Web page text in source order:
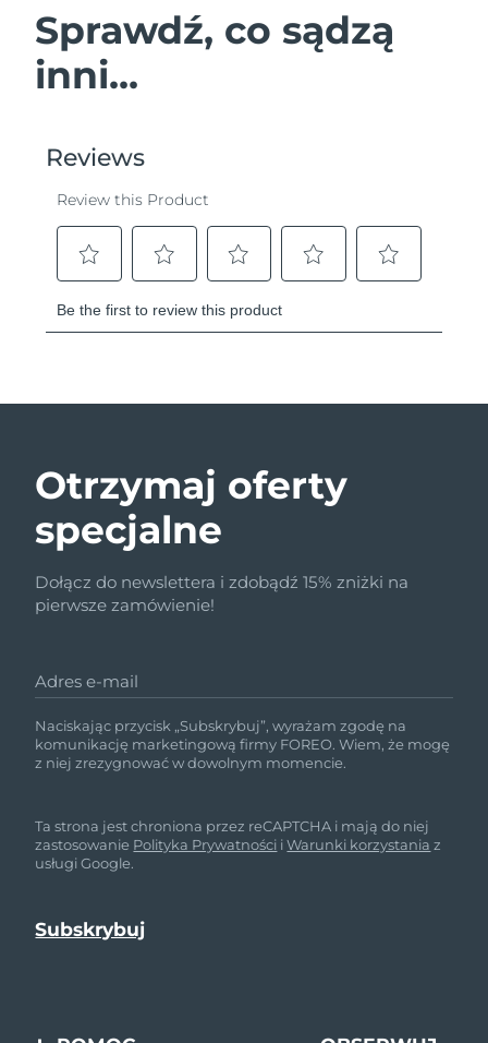
Sprawdź, co sądzą
inni...
Otrzymaj oferty
specjalne
Dołącz do newslettera i zdobądź 15% zniżki na
pierwsze zamówienie!
Adres e-mail
Naciskając przycisk „Subskrybuj”, wyrażam zgodę na
komunikację marketingową firmy FOREO. Wiem, że mogę
z niej zrezygnować w dowolnym momencie.
Ta strona jest chroniona przez reCAPTCHA i mają do niej
zastosowanie Polityka Prywatności iWarunki korzystania z
usługi Google.